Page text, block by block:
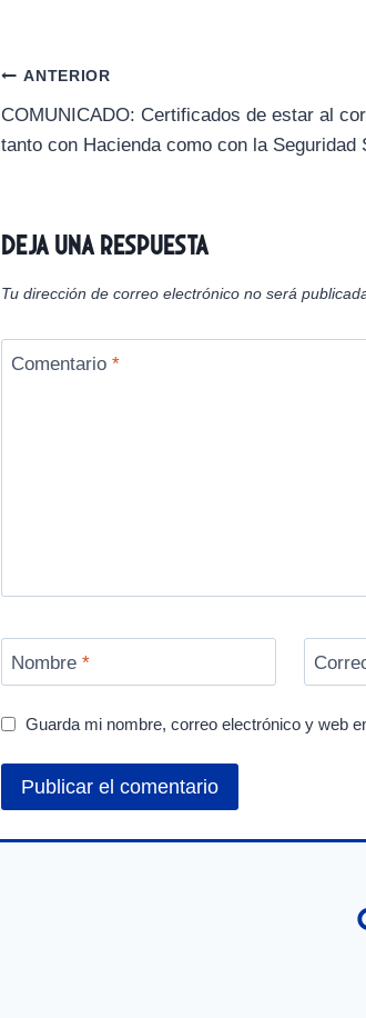
r
t
i
r
e
i
r
e
Navegación
de
ANTERIOR
COMUNICADO: Certificados de estar al
tanto con Hacienda como con la Seguridad
Deja una respuesta
Tu dirección de correo electrónico no será
Comentario *
Nombre *
Guarda mi nombre, correo electrónico y web